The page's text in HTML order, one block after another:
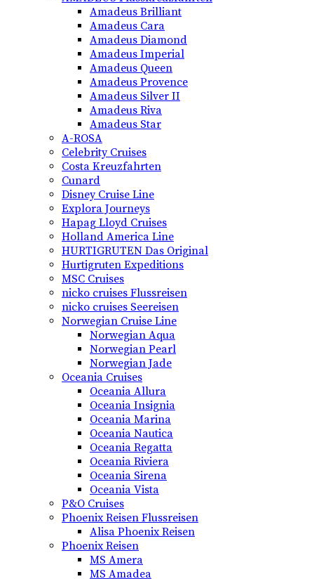
Amadeus Brilliant
Amadeus Cara
Amadeus Diamond
Amadeus Imperial
Amadeus Queen
Amadeus Provence
Amadeus Silver II
Amadeus Riva
Amadeus Star
A-ROSA
Celebrity Cruises
Costa Kreuzfahrten
Cunard
Disney Cruise Line
Explora Journeys
Hapag Lloyd Cruises
Holland America Line
HURTIGRUTEN Das Original
Hurtigruten Expeditions
MSC Cruises
nicko cruises Flussreisen
nicko cruises Seereisen
Norwegian Cruise Line
Norwegian Aqua
Norwegian Pearl
Norwegian Jade
Oceania Cruises
Oceania Allura
Oceania Insignia
Oceania Marina
Oceania Nautica
Oceania Regatta
Oceania Riviera
Oceania Sirena
Oceania Vista
P&O Cruises
Phoenix Reisen Flussreisen
Alisa Phoenix Reisen
Phoenix Reisen
MS Amera
MS Amadea